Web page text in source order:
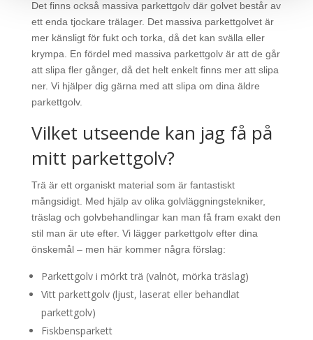
Det finns också massiva parkettgolv där golvet består av
ett enda tjockare trälager. Det massiva parkettgolvet är
mer känsligt för fukt och torka, då det kan svälla eller
krympa. En fördel med massiva parkettgolv är att de går
att slipa fler gånger, då det helt enkelt finns mer att slipa
ner. Vi hjälper dig gärna med att slipa om dina äldre
parkettgolv.
Vilket utseende kan jag få på
mitt parkettgolv?
Trä är ett organiskt material som är fantastiskt
mångsidigt. Med hjälp av olika golvläggningstekniker,
träslag och golvbehandlingar kan man få fram exakt den
stil man är ute efter. Vi lägger parkettgolv efter dina
önskemål – men här kommer några förslag:
Parkettgolv i mörkt trä (valnöt, mörka träslag)
Vitt parkettgolv (ljust, laserat eller behandlat
parkettgolv)
Fiskbensparkett